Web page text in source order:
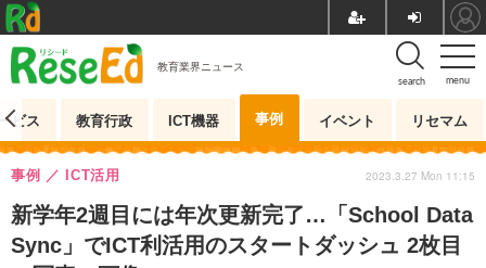
menu
search
教育業界ニュース
ビス 教育行政 ICT機器 事例 イベント リセマム
新学年2週目には年次更新完了…「School Data
Sync」でICT利活用のスタートダッシュ 2枚目
事例 ICT活用 2023.3.27 Mon 11:15